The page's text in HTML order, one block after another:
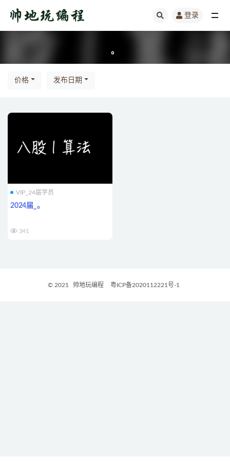
登录
。
价格 发布日期
VIP_24届学员
2024届_。
341
© 2021 帅地玩编程 粤ICP备2020112221号-1